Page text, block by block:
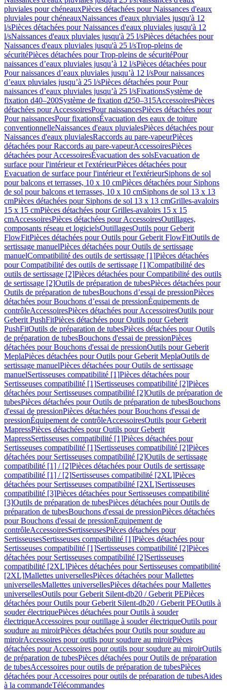
pluviales pour chéneauxPièces détachées pour Naissances d'eaux
pluviales pour chéneauxNaissances d'eaux pluviales jusqu'à 12
l/sPièces détachées pour Naissances d'eaux pluviales jusqu'à 12
l/sNaissances d'eaux pluviales jusqu'à 25 l/sPièces détachées pour
Naissances d'eaux pluviales jusqu'à 25 l/sTrop-pleins de
sécuritéPièces détachées pour Trop-pleins de sécuritéPour
naissances d’eaux pluviales jusqu’à 12 l/sPièces détachées pour
Pour naissances d’eaux pluviales jusqu’à 12 l/sPour naissances
d’eaux pluviales jusqu’à 25 l/sPièces détachées pour Pour
naissances d’eaux pluviales jusqu’à 25 l/sFixationsSystème de
fixation d40–200Système de fixation d250–315AccessoiresPièces
détachées pour AccessoiresPour naissancesPièces détachées pour
Pour naissancesPour fixationsÉvacuation des eaux de toiture
conventionnelleNaissances d'eaux pluvialesPièces détachées pour
Naissances d'eaux pluvialesRaccords au pare-vapeurPièces
détachées pour Raccords au pare-vapeurAccessoiresPièces
détachées pour AccessoiresÉvacuation des solsEvacuation de
surface pour l'intérieur et l'extérieurPièces détachées pour
Evacuation de surface pour l'intérieur et l'extérieurSiphons de sol
pour balcons et terrasses, 10 x 10 cmPièces détachées pour Siphons
de sol pour balcons et terrasses, 10 x 10 cmSiphons de sol 13 x 13
cmPièces détachées pour Siphons de sol 13 x 13 cmGrilles-avaloirs
15 x 15 cmPièces détachées pour Grilles-avaloirs 15 x 15
cmAccessoiresPièces détachées pour AccessoiresOutillages,
composants réseau et logicielsOutillagesOutils pour Geberit
FlowFitPièces détachées pour Outils pour Geberit FlowFitOutils de
sertissage manuelPièces détachées pour Outils de sertissage
manuelCompatibilité des outils de sertissage [1]Pièces détachées
pour Compatibilité des outils de sertissage [1]Compatibilité des
outils de sertissage [2]Pièces détachées pour Compatibilité des outils
de sertissage [2]Outils de préparation de tubesPièces détachées pour
Outils de préparation de tubesBouchons d’essai de pressionPièces
détachées pour Bouchons d’essai de pressionÉquipements de
contrôleAccessoiresPièces détachées pour AccessoiresOutils pour
Geberit PushFitPièces détachées pour Outils pour Geberit
PushFitOutils de préparation de tubesPièces détachées pour Outils
de préparation de tubesBouchons d'essai de pressionPièces
détachées pour Bouchons d'essai de pressionOutils pour Geberit
MeplaPièces détachées pour Outils pour Geberit MeplaOutils de
sertissage manuelPièces détachées pour Outils de sertissage
manuelSertisseuses compatibilité [1]Pièces détachées pour
Sertisseuses compatibilité [1]Sertisseuses compatibilité [2]Pièces
détachées pour Sertisseuses compatibilité [2]Outils de préparation de
tubesPièces détachées pour Outils de préparation de tubesBouchons
d'essai de pressionPièces détachées pour Bouchons d'essai de
pressionÉquipement de contrôleAccessoiresOutils pour Geberit
MapressPièces détachées pour Outils pour Geberit
MapressSertisseuses compatibilité [1]Pièces détachées pour
Sertisseuses compatibilité [1]Sertisseuses compatibilité [2]Pièces
détachées pour Sertisseuses compatibilité [2]Outils de sertissage
compatibilité [1] / [2]Pièces détachées pour Outils de sertissage
compatibilité [1] / [2]Sertisseuses compatibilité [2XL]Pièces
détachées pour Sertisseuses compatibilité [2XL]Sertisseuses
compatibilité [3]Pièces détachées pour Sertisseuses compatibilité
[3]Outils de préparation de tubesPièces détachées pour Outils de
préparation de tubesBouchons d'essai de pressionPièces détachées
pour Bouchons d'essai de pressionEquipement de
contrôleAccessoiresSertisseusesPièces détachées pour
SertisseusesSertisseuses compatibilité [1]Pièces détachées pour
Sertisseuses compatibilité [1]Sertisseuses compatibilité [2]Pièces
détachées pour Sertisseuses compatibilité [2]Sertisseuses
compatibilité [2XL]Pièces détachées pour Sertisseuses compatibilité
[2XL]Mallettes universellesPièces détachées pour Mallettes
universellesMallettes universellesPièces détachées pour Mallettes
universellesOutils pour Geberit Silent-db20 / Geberit PEPièces
détachées pour Outils pour Geberit Silent-db20 / Geberit PEOutils à
souder électriquePièces détachées pour Outils à souder
électriqueAccessoires pour outillage à souder électriqueOutils pour
soudure au miroirPièces détachées pour Outils pour soudure au
miroirAccessoires pour outils pour soudure au miroirPièces
détachées pour Accessoires pour outils pour soudure au miroirOutils
de préparation de tubesPièces détachées pour Outils de préparation
de tubesAccessoires pour outils de préparation de tubesPièces
détachées pour Accessoires pour outils de préparation de tubesAides
à la commandeTélécommandes